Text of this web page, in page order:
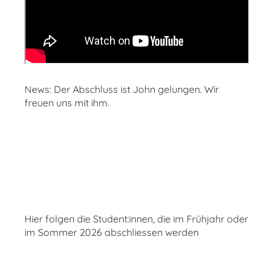
News: Der Abschluss ist John gelungen. Wir
freuen uns mit ihm.
Hier folgen die Student:innen, die im Frühjahr oder
im Sommer 2026 abschliessen werden